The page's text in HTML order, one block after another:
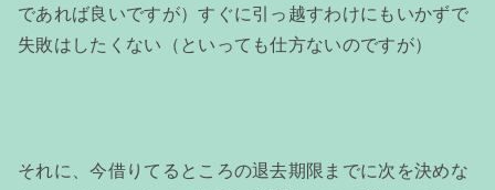
であれば良いですが）すぐに引っ越すわけにもいかずで
失敗はしたくない（といっても仕方ないのですが）
それに、今借りてるところの退去期限までに次を決めな